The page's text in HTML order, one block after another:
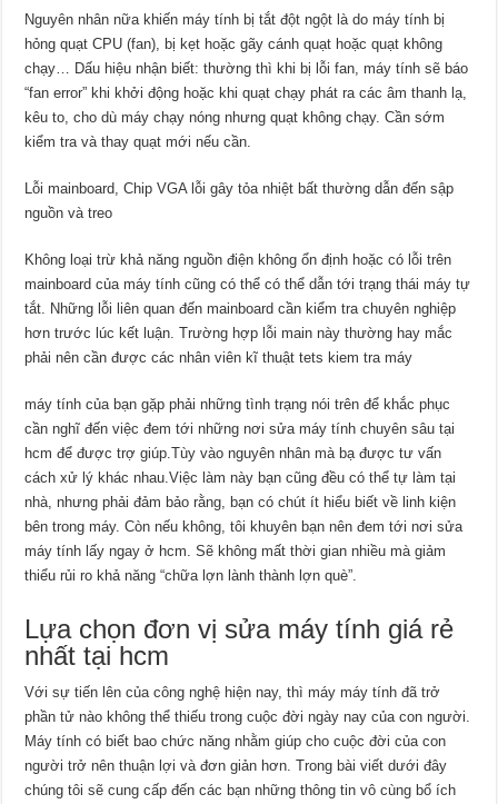
Nguyên nhân nữa khiến máy tính bị tắt đột ngột là do máy tính bị
hỏng quạt CPU (fan), bị kẹt hoặc gãy cánh quạt hoặc quạt không
chạy… Dấu hiệu nhận biết: thường thì khi bị lỗi fan, máy tính sẽ báo
“fan error” khi khởi động hoặc khi quạt chạy phát ra các âm thanh lạ,
kêu to, cho dù máy chạy nóng nhưng quạt không chạy. Cần sớm
kiểm tra và thay quạt mới nếu cần.
Lỗi mainboard, Chip VGA lỗi gây tỏa nhiệt bất thường dẫn đến sập
nguồn và treo
Không loại trừ khả năng nguồn điện không ổn định hoặc có lỗi trên
mainboard của máy tính cũng có thể có thể dẫn tới trạng thái máy tự
tắt. Những lỗi liên quan đến mainboard cần kiểm tra chuyên nghiệp
hơn trước lúc kết luận. Trường hợp lỗi main này thường hay mắc
phải nên cần được các nhân viên kĩ thuật tets kiem tra máy
máy tính của bạn gặp phải những tình trạng nói trên để khắc phục
cần nghĩ đến việc đem tới những nơi sửa máy tính chuyên sâu tại
hcm để được trợ giúp.Tùy vào nguyên nhân mà bạ được tư vấn
cách xử lý khác nhau.Việc làm này bạn cũng đều có thể tự làm tại
nhà, nhưng phải đảm bảo rằng, bạn có chút ít hiểu biết về linh kiện
bên trong máy. Còn nếu không, tôi khuyên bạn nên đem tới nơi sửa
máy tính lấy ngay ở hcm. Sẽ không mất thời gian nhiều mà giảm
thiểu rủi ro khả năng “chữa lợn lành thành lợn què”.
Lựa chọn đơn vị sửa máy tính giá rẻ
nhất tại hcm
Với sự tiến lên của công nghệ hiện nay, thì máy máy tính đã trở
phần tử nào không thể thiếu trong cuộc đời ngày nay của con người.
Máy tính có biết bao chức năng nhằm giúp cho cuộc đời của con
người trở nên thuận lợi và đơn giản hơn. Trong bài viết dưới đây
chúng tôi sẽ cung cấp đến các bạn những thông tin vô cùng bổ ích